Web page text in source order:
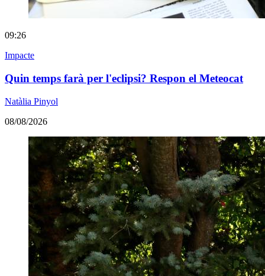
09:26
Impacte
Quin temps farà per l'eclipsi? Respon el Meteocat
Natàlia Pinyol
08/08/2026